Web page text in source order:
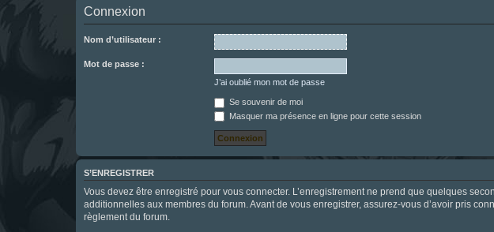
Connexion
Nom d’utilisateur :
Mot de passe :
J’ai oublié mon mot de passe
Se souvenir de moi
Masquer ma présence en ligne pour cette session
S’ENREGISTRER
Vous devez être enregistré pour vous connecter. L’enregistrement ne prend que quelques
additionnelles aux membres du forum. Avant de vous enregistrer, assurez-vous d’avoir pris
règlement du forum.